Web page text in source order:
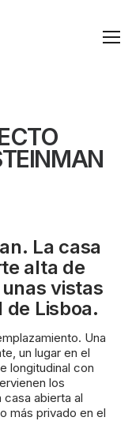
La casa
alta de
vistas
de Lisboa.
Una
un lugar en el
longitudinal con
los
abierta al
más privado en el